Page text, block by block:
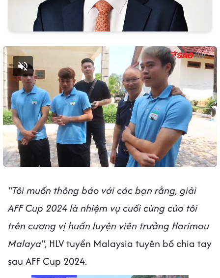
Bật tiếng
"Tôi muốn thông báo với các bạn rằng, giải
AFF Cup 2024 là nhiệm vụ cuối cùng của tôi
trên cương vị huấn luyện viên trưởng Harimau
Malaya", HLV tuyển Malaysia tuyên bố chia tay
sau AFF Cup 2024.